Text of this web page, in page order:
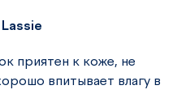
приятен к коже, не
впитывает влагу в